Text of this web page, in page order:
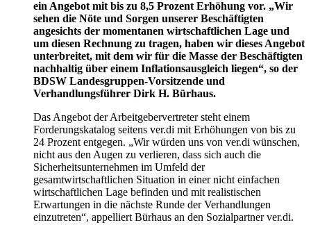
ein Angebot mit bis zu 8,5 Prozent Erhöhung vor. „Wir
sehen die Nöte und Sorgen unserer Beschäftigten
angesichts der momentanen wirtschaftlichen Lage und
um diesen Rechnung zu tragen, haben wir dieses Angebot
unterbreitet, mit dem wir für die Masse der Beschäftigten
nachhaltig über einem Inflationsausgleich liegen“, so der
BDSW Landesgruppen-Vorsitzende und
Verhandlungsführer Dirk H. Bürhaus.
Das Angebot der Arbeitgebervertreter steht einem
Forderungskatalog seitens ver.di mit Erhöhungen von bis zu
24 Prozent entgegen. „Wir würden uns von ver.di wünschen,
nicht aus den Augen zu verlieren, dass sich auch die
Sicherheitsunternehmen im Umfeld der
gesamtwirtschaftlichen Situation in einer nicht einfachen
wirtschaftlichen Lage befinden und mit realistischen
Erwartungen in die nächste Runde der Verhandlungen
einzutreten“, appelliert Bürhaus an den Sozialpartner ver.di.